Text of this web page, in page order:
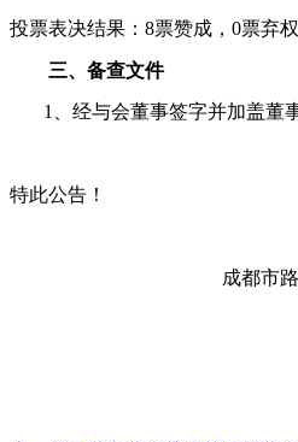
投票表决结果： 8票赞成， 0票弃权
三、备查文件
1 、经与会董事签字并加盖董
特此公告！
成都市